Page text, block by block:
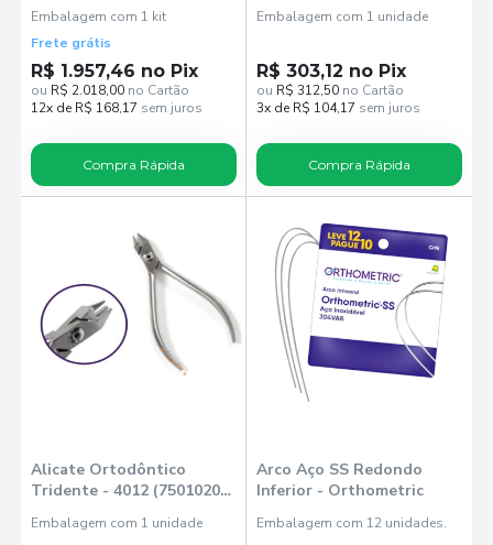
100 Casos + 120 Tubos
Grátis - Orthome
Embalagem com 1 kit
Frete grátis
R$ 1.957,46 no Pix
ou R$ 2.018,00 no Cartão
12x de R$ 168,17 sem juros
Compra Rápida
Embalagem com 1 unidade
R$ 303,12 no Pix
ou R$ 312,50 no Cartão
3x de R$ 104,17 sem juros
Compra Rápida
Alicate Ortodôntico
Tridente - 4012 (75010200)
Embalagem com 1 unidade
Arco Aço SS Redondo
Inferior - Orthometric
Embalagem com 12 unidades.